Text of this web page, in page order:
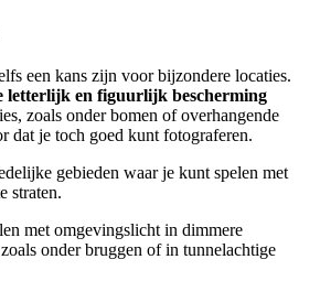
een kans zijn voor bijzondere locaties.
letterlijk en figuurlijk bescherming
zoals onder bomen of overhangende
dat je toch goed kunt fotograferen.
gebieden waar je kunt spelen met
straten.
met omgevingslicht in dimmere
onder bruggen of in tunnelachtige